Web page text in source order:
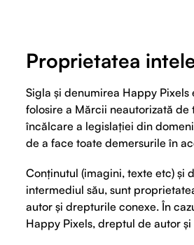
Proprietatea
Sigla și denumirea Happy
folosire a Mărcii neautorizată
încălcare a legislației din
de a face toate demersurile în
Conținutul (imagini, texte etc) și
intermediul său, sunt
autor și drepturile conexe. În
Happy Pixels, dreptul de autor